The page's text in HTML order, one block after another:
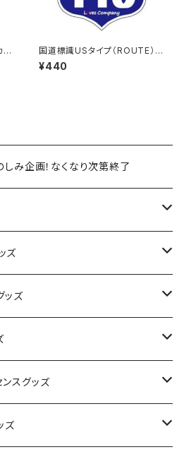
ー
国道標識USタイプ（ROUTE）ス
テッカー 115号線
¥440
しみ企画！なくなり次第終了
ズ
ッズ
スグッズ
ズ